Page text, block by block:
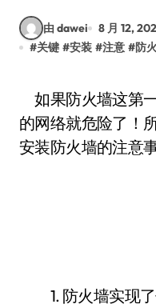
由 dawei 8 月 12,
#关键 #安装 #注意 #防
如果防火墙这第一道防线失守了，那么我们
的网络就危险了！
安装防火墙的注意
1. 防火墙实现了